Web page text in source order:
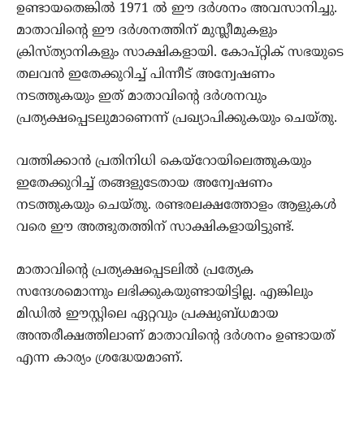
ഉണ്ടായതെങ്കില്‍ 1971 ല്‍ ഈ ദര്‍ശനം അവസാനിച്ചു.
മാതാവിന്റെ ഈ ദര്‍ശനത്തിന് മുസ്ലീമുകളും
ക്രിസ്ത്യാനികളും സാക്ഷികളായി. കോപ്റ്റിക് സഭയുടെ
തലവന്‍ ഇതേക്കുറിച്ച് പിന്നീട് അന്വേഷണം
നടത്തുകയും ഇത് മാതാവിന്റെ ദര്‍ശനവും
പ്രത്യക്ഷപ്പെടലുമാണെന്ന് പ്രഖ്യാപിക്കുകയും ചെയ്തു.
വത്തിക്കാന്‍ പ്രതിനിധി കെയ്‌റോയിലെത്തുകയും
ഇതേക്കുറിച്ച് തങ്ങളുടേതായ അന്വേഷണം
നടത്തുകയും ചെയ്തു. രണ്ടരലക്ഷത്തോളം ആളുകള്‍
വരെ ഈ അത്ഭുതത്തിന് സാക്ഷികളായിട്ടുണ്ട്.
മാതാവിന്റെ പ്രത്യക്ഷപ്പെടലില്‍ പ്രത്യേക
സന്ദേശമൊന്നും ലഭിക്കുകയുണ്ടായിട്ടില്ല. എങ്കിലും
മിഡില്‍ ഈസ്റ്റിലെ ഏറ്റവും പ്രക്ഷുബ്ധമായ
അന്തരീക്ഷത്തിലാണ് മാതാവിന്റെ ദര്‍ശനം ഉണ്ടായത്
എന്ന കാര്യം ശ്രദ്ധേയമാണ്.